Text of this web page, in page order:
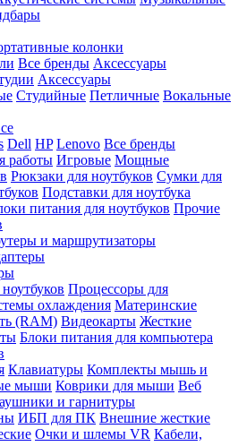
колонки
Все бренды Аксессуары
Аксессуары
Студийные Петличные Вокальные
Dell HP Lenovo Все бренды
работы Игровые Мощные
Рюкзаки для ноутбуков Сумки для
Подставки для ноутбука
питания для ноутбуков Прочие
и маршрутизаторы
Процессоры для
охлаждения Материнские
(RAM) Видеокарты Жесткие
Блоки питания для компьютера
Клавиатуры Комплекты мышь и
мыши Коврики для мыши Веб
и гарнитуры
ИБП для ПК Внешние жесткие
Очки и шлемы VR Кабели,